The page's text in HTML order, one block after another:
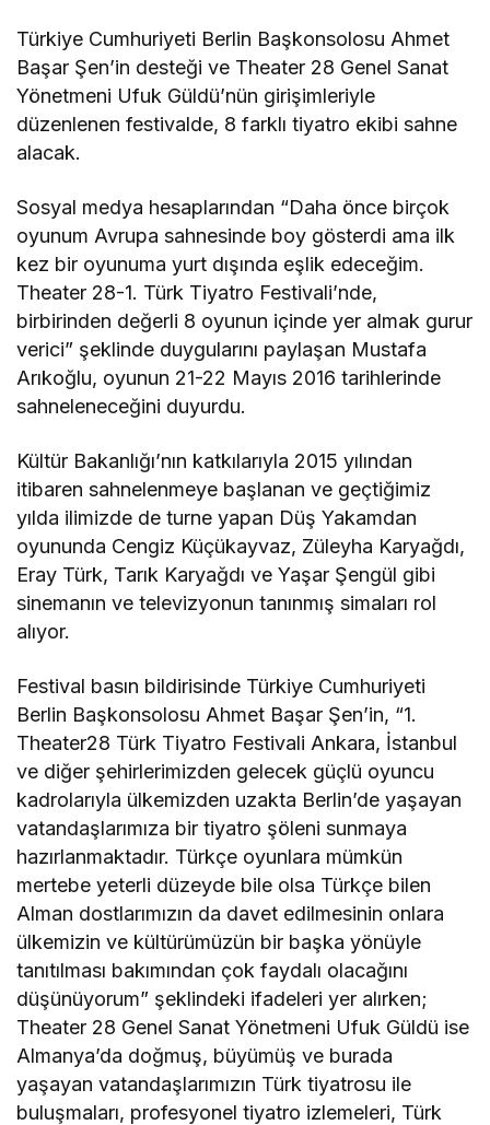
Türkiye Cumhuriyeti Berlin Başkonsolosu Ahmet
Başar Şen’in desteği ve Theater 28 Genel Sanat
Yönetmeni Ufuk Güldü’nün girişimleriyle
düzenlenen festivalde, 8 farklı tiyatro ekibi sahne
alacak.
Sosyal medya hesaplarından “Daha önce birçok
oyunum Avrupa sahnesinde boy gösterdi ama ilk
kez bir oyunuma yurt dışında eşlik edeceğim.
Theater 28-1. Türk Tiyatro Festivali’nde,
birbirinden değerli 8 oyunun içinde yer almak gurur
verici” şeklinde duygularını paylaşan Mustafa
Arıkoğlu, oyunun 21-22 Mayıs 2016 tarihlerinde
sahneleneceğini duyurdu.
Kültür Bakanlığı’nın katkılarıyla 2015 yılından
itibaren sahnelenmeye başlanan ve geçtiğimiz
yılda ilimizde de turne yapan Düş Yakamdan
oyununda Cengiz Küçükayvaz, Züleyha Karyağdı,
Eray Türk, Tarık Karyağdı ve Yaşar Şengül gibi
sinemanın ve televizyonun tanınmış simaları rol
alıyor.
Festival basın bildirisinde Türkiye Cumhuriyeti
Berlin Başkonsolosu Ahmet Başar Şen’in, “1.
Theater28 Türk Tiyatro Festivali Ankara, İstanbul
ve diğer şehirlerimizden gelecek güçlü oyuncu
kadrolarıyla ülkemizden uzakta Berlin’de yaşayan
vatandaşlarımıza bir tiyatro şöleni sunmaya
hazırlanmaktadır. Türkçe oyunlara mümkün
mertebe yeterli düzeyde bile olsa Türkçe bilen
Alman dostlarımızın da davet edilmesinin onlara
ülkemizin ve kültürümüzün bir başka yönüyle
tanıtılması bakımından çok faydalı olacağını
düşünüyorum” şeklindeki ifadeleri yer alırken;
Theater 28 Genel Sanat Yönetmeni Ufuk Güldü ise
Almanya’da doğmuş, büyümüş ve burada
yaşayan vatandaşlarımızın Türk tiyatrosu ile
buluşmaları, profesyonel tiyatro izlemeleri, Türk